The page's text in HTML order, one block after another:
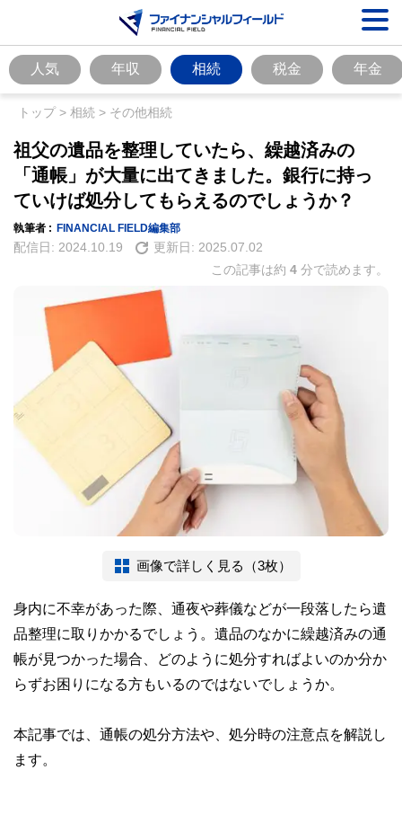
人気 年収 相続 税金 年金
トップ> 相続 > その他相続
祖父の遺品を整理していたら、繰越済みの
「通帳」が大量に出てきました。銀行に持っ
ていけば処分してもらえるのでしょうか？
執筆者 : FINANCIAL FIELD編集部
配信日: 2024.10.19 更新日: 2025.07.02
この記事は約 4 分で読めます。
画像で詳しく見る（3枚）
身内に不幸があった際、通夜や葬儀などが一段落したら遺
品整理に取りかかるでしょう。遺品のなかに繰越済みの通
帳が見つかった場合、どのように処分すればよいのか分か
らずお困りになる方もいるのではないでしょうか。
本記事では、通帳の処分方法や、処分時の注意点を解説し
ます。